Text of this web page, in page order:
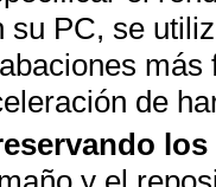
su PC, se
más
de